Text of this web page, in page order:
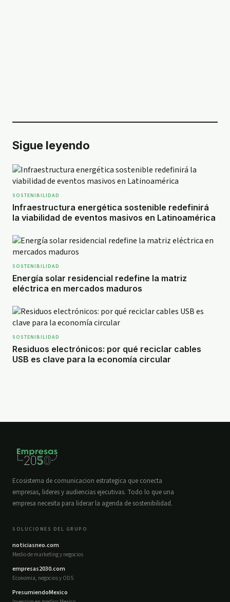
Sigue leyendo
SOSTENIBILIDAD
Infraestructura energética sostenible redefinirá
la viabilidad de eventos masivos en Latinoamérica
SOSTENIBILIDAD
Energía solar residencial redefine la matriz
eléctrica en mercados maduros
SOSTENIBILIDAD
Residuos electrónicos: por qué reciclar cables
USB es clave para la economía circular
Ecosistema de comunicacion estrategica que conecta
empresas, lideres y audiencias ejecutivas. Todo lo que una
empresa necesita para liderar la agenda de sostenibilidad.
SOLUCIONES DEL GRUPO
noticiasneo.com
Medio de marketing y negocios
empresas2030.com
Economia, negocios y ODS
PresumiendoMexico